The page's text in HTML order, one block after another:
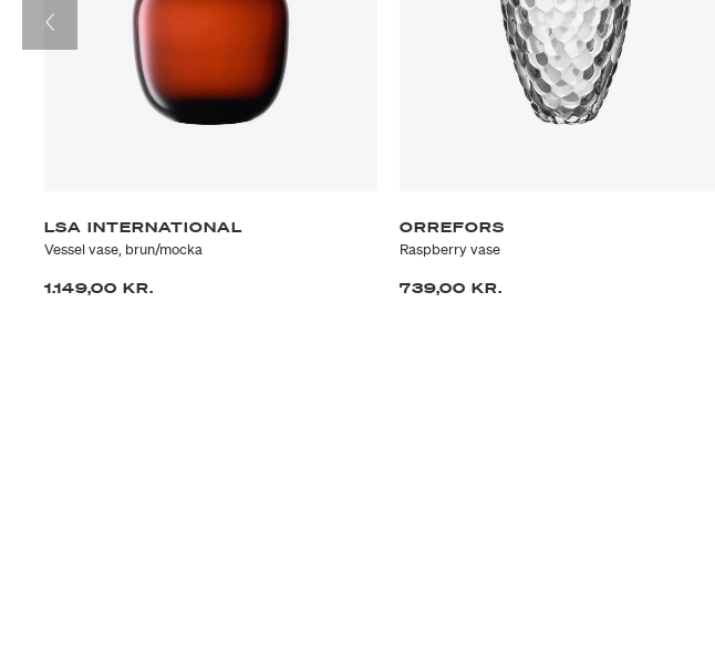
LSA INTERNATIONAL
Vessel vase, brun/mocka
1.149,00 KR.
ORREFORS
Raspberry vase
739,00 KR.